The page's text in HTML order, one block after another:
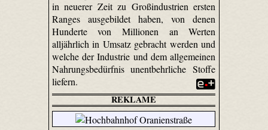
in neuerer Zeit zu Großindustrien ersten
Ranges ausgebildet haben, von denen
Hunderte von Millionen an Werten
alljährlich in Umsatz gebracht werden und
welche der Industrie und dem allgemeinen
Nahrungsbedürfnis unentbehrliche Stoffe
liefern.
REKLAME